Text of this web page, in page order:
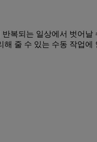
복되는 일상에서 벗어
줄 수 있는 수동 작업에